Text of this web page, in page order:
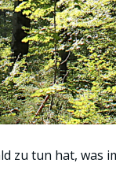
zu tun hat, was